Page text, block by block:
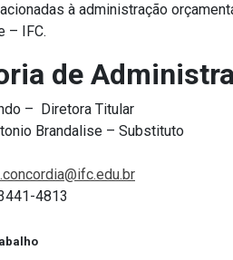
à administração
– IFC.
de
– Diretora Titular
Brandalise – Substituto
br
4813